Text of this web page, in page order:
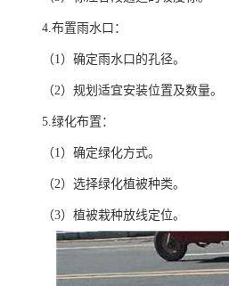
4.布置雨水口：
（1）确定雨水口的孔径。
（2）规划适宜安装位置及数量。
5.绿化布置：
（1）确定绿化方式。
（2）选择绿化植被种类。
（3）植被栽种放线定位。